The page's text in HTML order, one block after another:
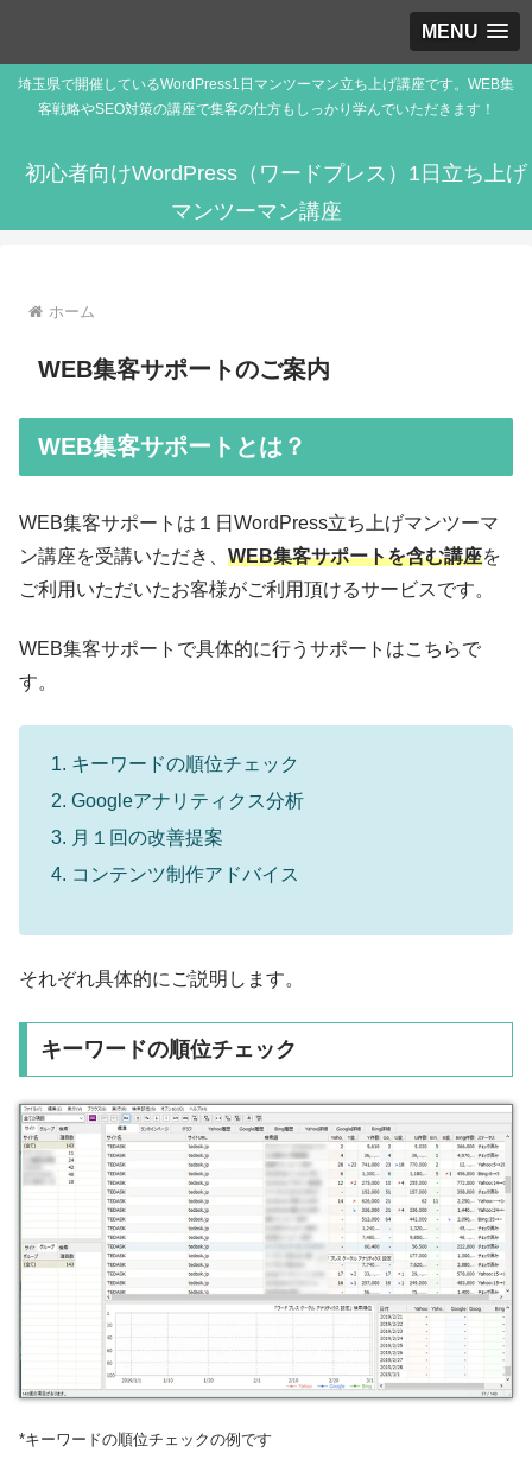
MENU
埼玉県で開催しているWordPress1日マンツーマン立ち上げ講座です。WEB集
客戦略やSEO対策の講座で集客の仕方もしっかり学んでいただきます！
初心者向けWordPress（ワードプレス）1日立ち上げ
マンツーマン講座
ホーム
WEB集客サポートのご案内
WEB集客サポートとは？
WEB集客サポートは１日WordPress立ち上げマンツーマ
ン講座を受講いただき、 WEB集客サポートを含む講座を
ご利用いただいたお客様がご利用頂けるサービスです。
WEB集客サポートで具体的に行うサポートはこちらで
す。
キーワードの順位チェック
Googleアナリティクス分析
月１回の改善提案
コンテンツ制作アドバイス
それぞれ具体的にご説明します。
キーワードの順位チェック
*キーワードの順位チェックの例です